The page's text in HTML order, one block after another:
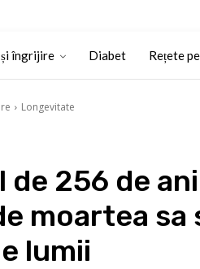
îngrijire Diabet Rețete
Longevitate
de 256 de
moartea sa
lumii